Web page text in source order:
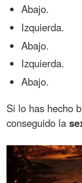
Abajo.
Izquierda.
Abajo.
Izquierda.
Abajo.
Si lo has hecho
conseguido la